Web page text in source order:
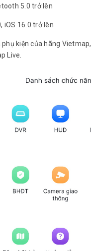
5.0 trở lên
iOS 16.0 trở lên
kiện của hãng
Live.